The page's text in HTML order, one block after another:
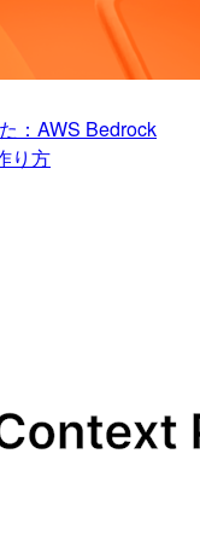
：AWS Bedrock
り方